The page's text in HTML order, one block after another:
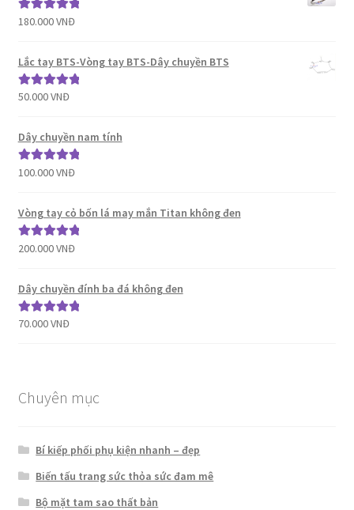
Được xếp
sao
180.000VNĐ
Lắc tay BTS-Vòng tay BTS-Dây chuyền BTS
Được xếp
sao
50.000VNĐ
Dây chuyền nam tính
Được xếp
sao
100.000VNĐ
Vòng tay cỏ bốn lá may mắn Titan không đen
Được xếp
sao
200.000VNĐ
Dây chuyền đính ba đá không đen
Được xếp
70.000VNĐ
Chuyên mục
Bí kiếp phối phụ kiện nhanh – đẹp
Biến tấu trang sức thỏa sức đam mê
Bộ mặt tam sao thất bản